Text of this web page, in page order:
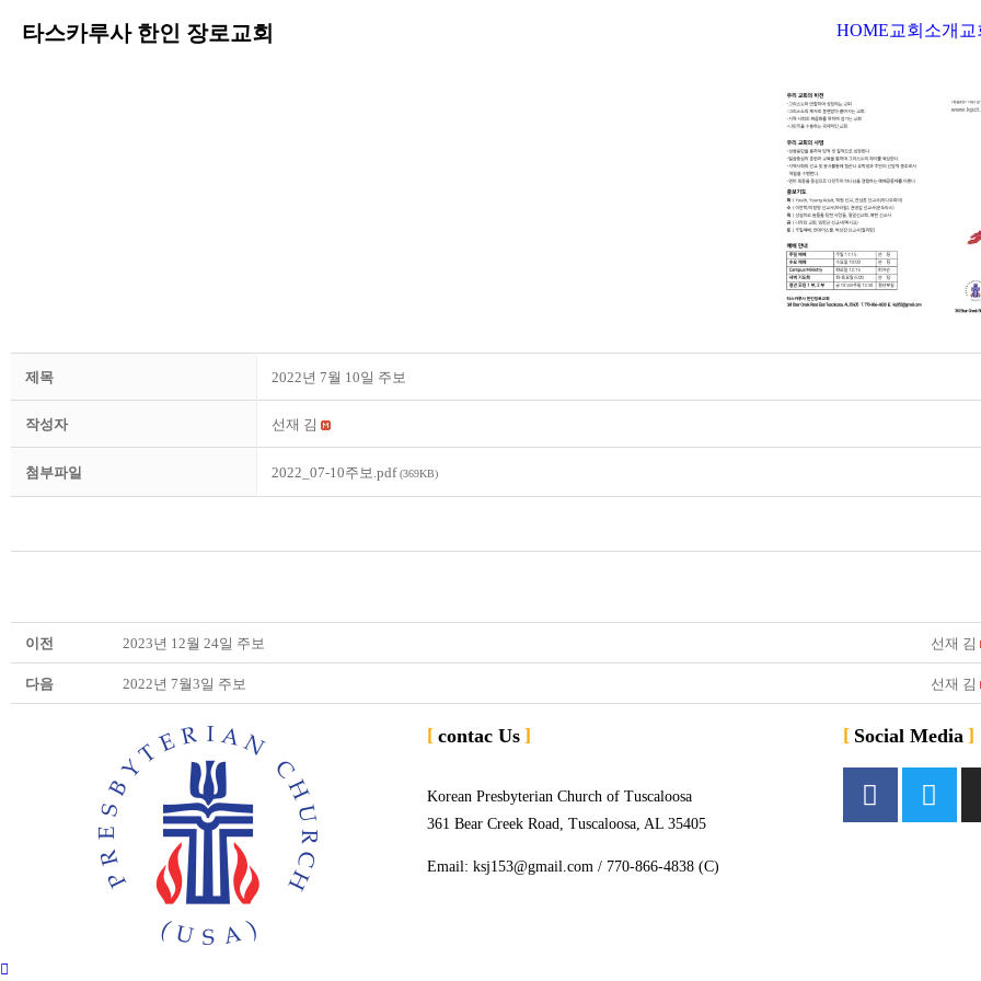
타스카루사 한인 장로교회 HOME교회소개 교
제목 2022년 7월 10일 주보
작성자 선재 김
첨부파일 2022_07-10주보.pdf(369KB)
이전 2023년 12월 24일 주보 선재 김
다음 2022년 7월3일 주보 선재 김
contac Us
Korean Presbyterian Church of Tuscaloosa
361 Bear Creek Road, Tuscaloosa, AL 35405
Email: ksj153@gmail.com / 770-866-4838 (C)
Social Media